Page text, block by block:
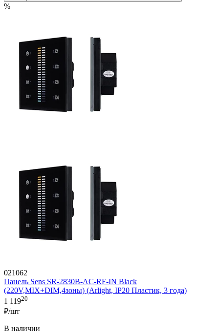
%
021062
Панель Sens SR-2830B-AC-RF-IN Black
(220V,MIX+DIM,4зоны) (Arlight, IP20 Пластик, 3 года)
1 11920
₽/шт
В наличии